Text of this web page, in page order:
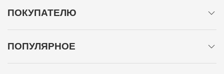
ПОКУПАТЕЛЮ
ПОПУЛЯРНОЕ